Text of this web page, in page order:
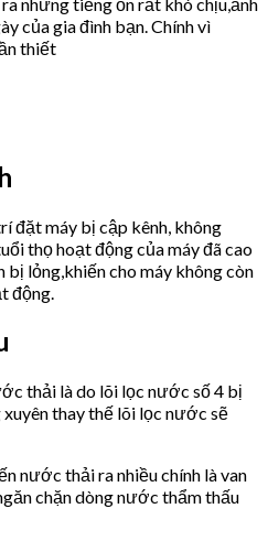
của gia đình bạn. Chính vì
thiết
đặt máy bị cập kênh, không
thọ hoạt động của máy đã cao
bị lỏng,khiến cho máy không còn
động.
thải là do lõi lọc nước số 4 bị
thay thế lõi lọc nước sẽ
nước thải ra nhiều chính là van
chặn dòng nước thẩm thấu